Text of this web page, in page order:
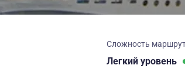
Сложность
Легкий уровень